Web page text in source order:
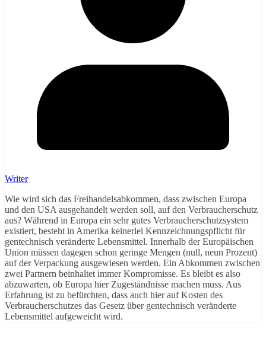
Writer
Wie wird sich das Freihandelsabkommen, dass zwischen Europa
und den USA ausgehandelt werden soll, auf den Verbraucherschutz
aus? Während in Europa ein sehr gutes Verbraucherschutzsystem
existiert, besteht in Amerika keinerlei Kennzeichnungspflicht für
gentechnisch veränderte Lebensmittel. Innerhalb der Europäischen
Union müssen dagegen schon geringe Mengen (null, neun Prozent)
auf der Verpackung ausgewiesen werden. Ein Abkommen zwischen
zwei Partnern beinhaltet immer Kompromisse. Es bleibt es also
abzuwarten, ob Europa hier Zugeständnisse machen muss. Aus
Erfahrung ist zu befürchten, dass auch hier auf Kosten des
Verbraucherschutzes das Gesetz über gentechnisch veränderte
Lebensmittel aufgeweicht wird.